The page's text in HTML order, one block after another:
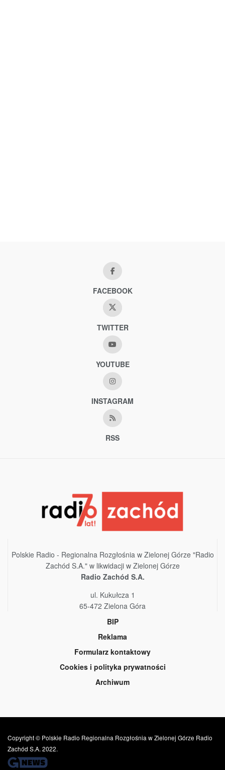
FACEBOOK
TWITTER
YOUTUBE
INSTAGRAM
RSS
Polskie Radio - Regionalna Rozgłośnia w Zielonej Górze "Radio
Zachód S.A." w likwidacji w Zielonej Górze
Radio Zachód S.A.
ul. Kukułcza 1
65-472 Zielona Góra
BIP
Reklama
Formularz kontaktowy
Cookies i polityka prywatności
Archiwum
Copyright © Polskie Radio Regionalna Rozgłośnia w Zielonej Górze Radio
Zachód S.A. 2022.